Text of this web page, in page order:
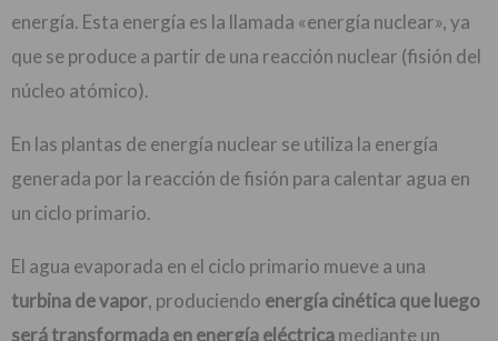
energía. Esta energía es la llamada «energía nuclear», ya
que se produce a partir de una reacción nuclear (fisión del
núcleo atómico).
En las plantas de energía nuclear se utiliza la energía
generada por la reacción de fisión para calentar agua en
un ciclo primario.
El agua evaporada en el ciclo primario mueve a una
turbina de vapor, produciendo energía cinética que luego
será transformada en energía eléctricamediante un